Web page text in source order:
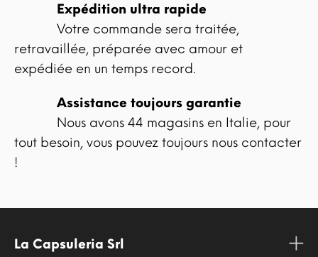
Expédition ultra rapide
Votre commande sera traitée,
retravaillée, préparée avec amour et
expédiée en un temps record.
Assistance toujours garantie
Nous avons 44 magasins en Italie, pour
tout besoin, vous pouvez toujours nous contacter
!
La Capsuleria Srl